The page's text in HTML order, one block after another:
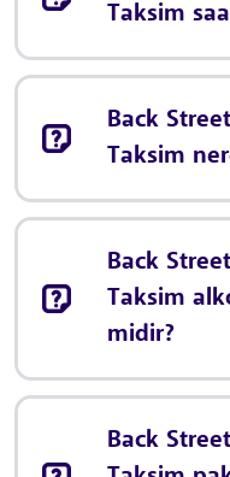
Taksim
Back
Taksim
Back
Taksim
midir?
Back